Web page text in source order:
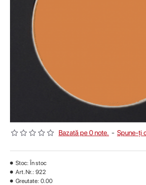
Bazată pe 0 note. - Spune-ţi
Stoc: În stoc
Art. Nr.: 922
Greutate: 0.00